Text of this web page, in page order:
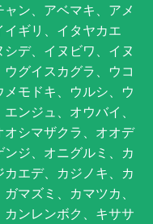
ン、アベマキ、アメ
ギリ、イタヤカエ
デ、イヌビワ、イヌ
グイスカグラ、ウコ
モドキ、ウルシ、ウ
ンジュ、オウバイ、
シマザクラ、オオデ
ジ、オニグルミ、カ
エデ、カジノキ、カ
マズミ、カマツカ、
ンレンボク、キササ